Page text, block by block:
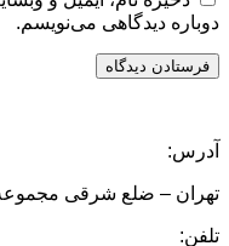
دیدگاهی می‌نویسم.
ضلع شرقی مجموعه ورزشی